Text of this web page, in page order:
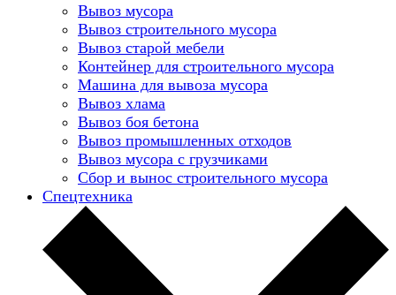
Вывоз мусора
Вывоз строительного мусора
Вывоз старой мебели
Контейнер для строительного мусора
Машина для вывоза мусора
Вывоз хлама
Вывоз боя бетона
Вывоз промышленных отходов
Вывоз мусора с грузчиками
Сбор и вынос строительного мусора
Спецтехника